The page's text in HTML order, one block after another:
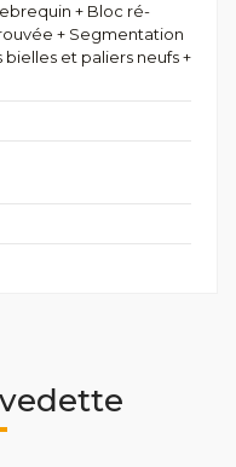
+ Bloc ré-
+ Segmentation
bielles et paliers neufs +